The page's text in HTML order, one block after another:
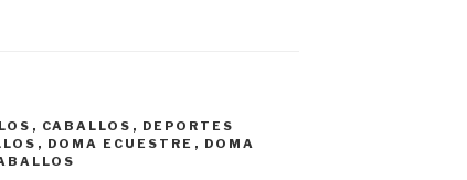
, CABALLOS , DEPORTES
, DOMA ECUESTRE , DOMA